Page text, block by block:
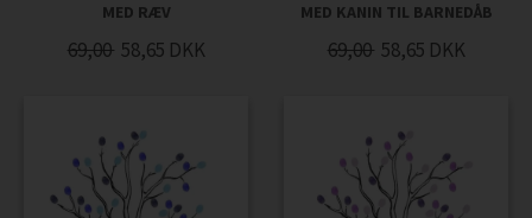
MED RÆV
69,00 58,65 DKK
MED KANIN TIL BARNEDÅB
69,00 58,65 DKK